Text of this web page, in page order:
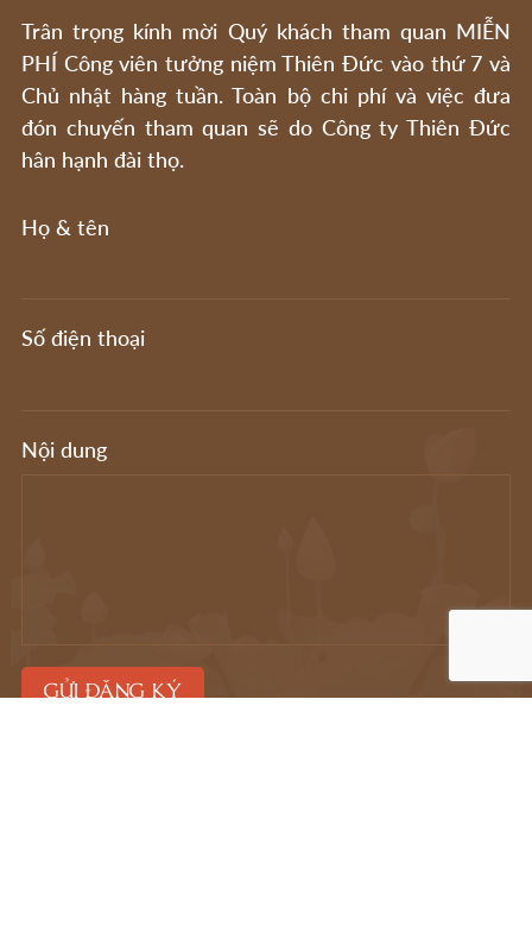
Trân trọng kính mời Quý khách tham quan MIỄN
PHÍ Công viên tưởng niệm Thiên Đức vào thứ 7 và
Chủ nhật hàng tuần. Toàn bộ chi phí và việc đưa
đón chuyến tham quan sẽ do Công ty Thiên Đức
hân hạnh đài thọ.
Họ & tên
Số điện thoại
Nội dung